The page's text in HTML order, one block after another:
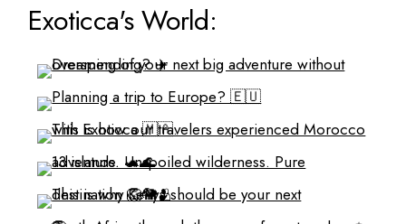
Exoticca's World: